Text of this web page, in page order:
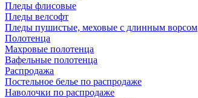
Пледы флисовые
Пледы велсофт
Пледы пушистые, меховые с длинным ворсом
Полотенца
Махровые полотенца
Вафельные полотенца
Распродажа
Постельное белье по распродаже
Наволочки по распродаже